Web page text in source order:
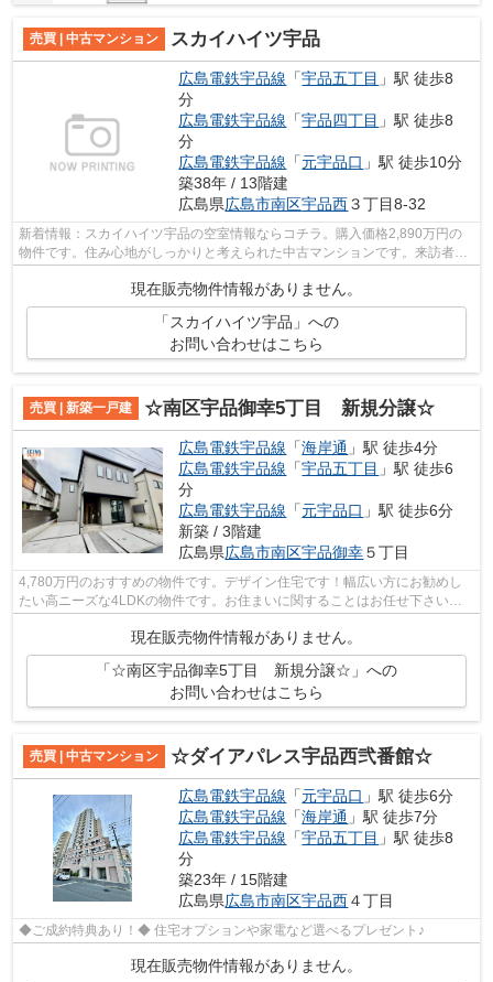
売買 | 中古マンション スカイハイツ宇品
広島電鉄宇品線 「宇品五丁目 」駅 徒歩8
分
広島電鉄宇品線 「宇品四丁目 」駅 徒歩8
分
広島電鉄宇品線 「元宇品口 」駅 徒歩10分
築38年 / 13階建
広島県広島市南区宇品西３丁目8-32
新着情報：スカイハイツ宇品の空室情報ならコチラ。購入価格2,890万円の
物件です。住み心地がしっかりと考えられた中古マンションです。来訪者を
現在販売物件情報がありません。
「スカイハイツ宇品」への
お問い合わせはこちら
売買 | 新築一戸建 ☆南区宇品御幸5丁目 新規分譲☆
広島電鉄宇品線 「海岸通 」駅 徒歩4分
広島電鉄宇品線 「宇品五丁目 」駅 徒歩6
分
広島電鉄宇品線 「元宇品口 」駅 徒歩6分
新築 / 3階建
広島県広島市南区宇品御幸５丁目
4,780万円のおすすめの物件です。デザイン住宅です！幅広い方にお勧めし
たい高ニーズな4LDKの物件です。お住まいに関することはお任せ下さい。
現在販売物件情報がありません。
「☆南区宇品御幸5丁目 新規分譲☆」への
お問い合わせはこちら
売買 | 中古マンション ☆ダイアパレス宇品西弐番館☆
広島電鉄宇品線 「元宇品口 」駅 徒歩6分
広島電鉄宇品線 「海岸通 」駅 徒歩7分
広島電鉄宇品線 「宇品五丁目 」駅 徒歩8
分
築23年 / 15階建
広島県広島市南区宇品西４丁目
◆ご成約特典あり！◆ 住宅オプションや家電など選べるプレゼント♪
現在販売物件情報がありません。